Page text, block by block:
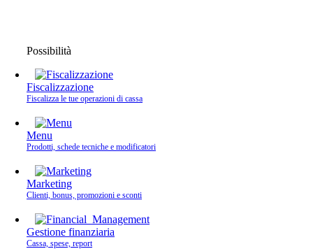
Possibilità
Fiscalizzazione
Fiscalizza le tue operazioni di cassa
Menu
Prodotti, schede tecniche e modificatori
Marketing
Clienti, bonus, promozioni e sconti
Gestione finanziaria
Cassa, spese, report